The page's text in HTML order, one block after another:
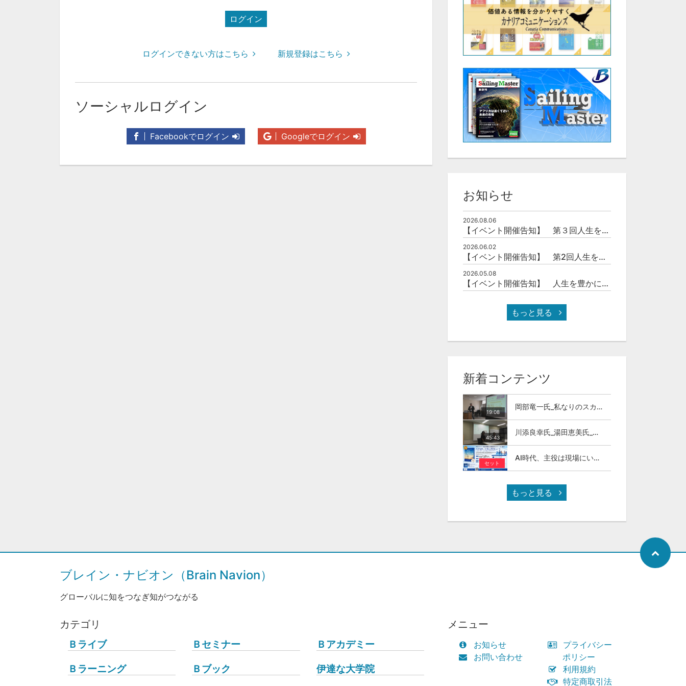
ログイン
ログインできない方はこちら 新規登録はこちら
ソーシャルログイン
Facebookでログイン Googleでログイン
お知らせ
2026.08.06
【イベント開催告知】 第３回人生を豊かにする「本の力」を学ぶ会
2026.06.02
【イベント開催告知】 第2回人生を豊かにする「本の力」を学ぶ会
2026.05.08
【イベント開催告知】 人生を豊かにする「本の力」を学ぶ会
もっと見る
新着コンテンツ
19:08
岡部竜一氏_私なりのスカイカラ―人材
45:43
川添良幸氏_湯田恵美氏_トモダチトーク_第11回伊達な大学院セミナー
セット
AI時代、主役は現場にいる ～スカイカラーという新しい社会のかたち～
もっと見る
ブレイン・ナビオン（Brain Navion）
グローバルに知をつなぎ知がつながる
カテゴリ
Ｂライブ
Ｂセミナー
Ｂアカデミー
Ｂラーニング
Ｂブック 伊達な大学院
メニュー
お知らせ
お問い合わせ
プライバシー
ポリシー
利用規約
特定商取引法